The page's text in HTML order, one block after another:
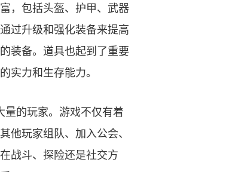
，包括头盔、护甲、武器
过升级和强化装备来提高
装备。道具也起到了重要
实力和生存能力。
量的玩家。游戏不仅有着
他玩家组队、加入公会、
战斗、探险还是社交方